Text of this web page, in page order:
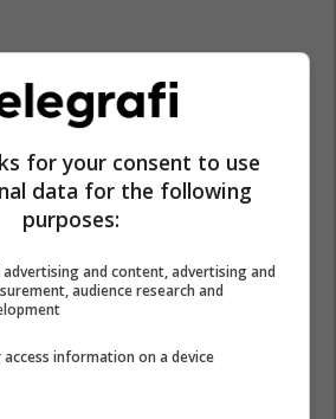
for your consent to use
data for the following
purposes:
advertising and content, advertising and
audience research and
information on a device